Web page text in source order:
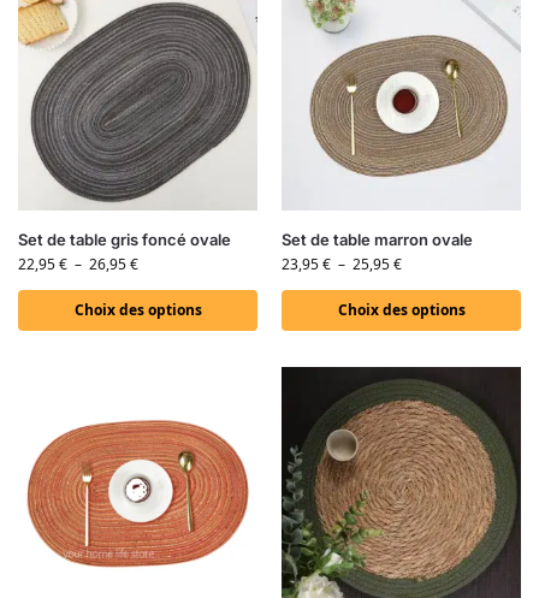
Set de table gris foncé ovale
22,95€ – 26,95€
Choix des options
Set de table marron ovale
23,95€ – 25,95€
Choix des options